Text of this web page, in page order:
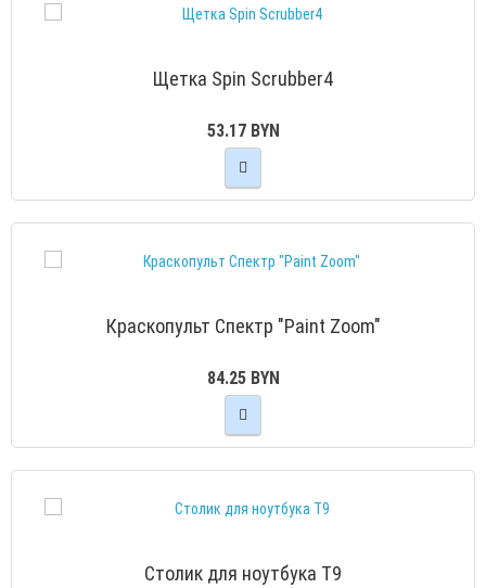
Щетка Spin Scrubber4
53.17 BYN
Краскопульт Спектр "Paint Zoom"
84.25 BYN
Столик для ноутбука Т9